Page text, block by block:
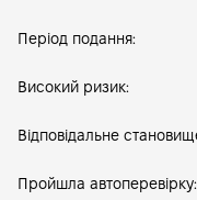
Період подання:
Високий ризик:
Відповідальне
Пройшла автоперевірку: